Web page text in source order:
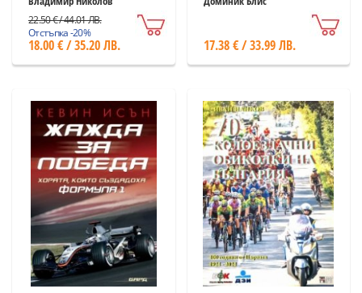
22.50 € / 44.01 ЛВ.
Отстъпка -20%
18.00 € / 35.20 ЛВ. 17.38 € / 33.99 ЛВ.